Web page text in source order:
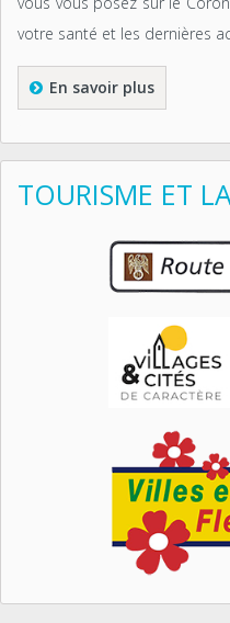
votre santé et les dernières
En savoir plus
TOURISME ET